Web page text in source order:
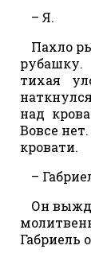
– Я.
Пахло
тихая
над
Вовсе
кровати.
–
Он
Габриель